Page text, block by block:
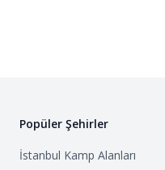
Popüler Şehirler
İstanbul Kamp Alanları